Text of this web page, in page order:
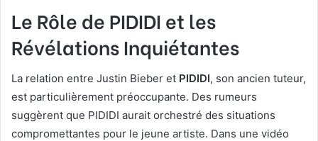
Le Rôle de PIDIDI et les
Révélations Inquiétantes
La relation entre Justin Bieber et PIDIDI, son ancien tuteur,
est particulièrement préoccupante. Des rumeurs
suggèrent que PIDIDI aurait orchestré des situations
compromettantes pour le jeune artiste. Dans une vidéo